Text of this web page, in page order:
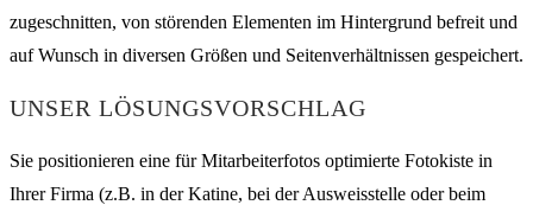
zugeschnitten, von störenden Elementen im Hintergrund befreit und
auf Wunsch in diversen Größen und Seitenverhältnissen gespeichert.
UNSER LÖSUNGSVORSCHLAG
Sie positionieren eine für Mitarbeiterfotos optimierte Fotokiste in
Ihrer Firma (z.B. in der Katine, bei der Ausweisstelle oder beim